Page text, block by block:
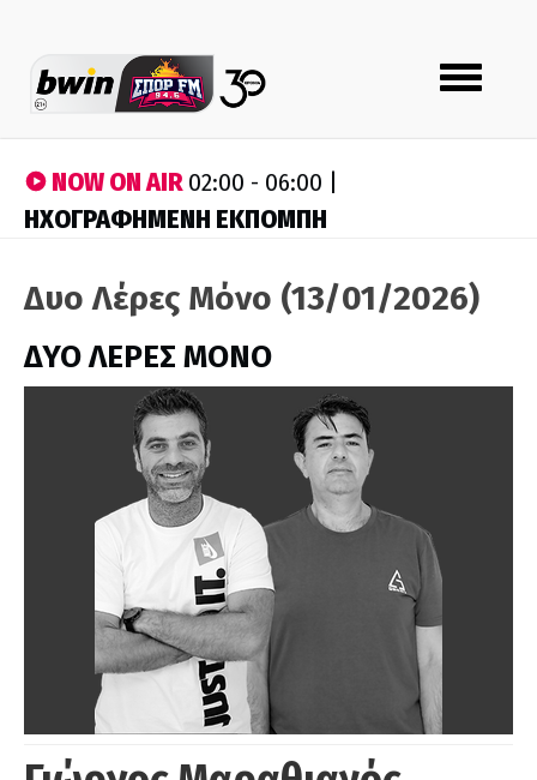
Toggle
navigation
NOW ON AIR02:00 - 06:00 |
ΗΧΟΓΡΑΦΗΜΕΝΗ ΕΚΠΟΜΠΗ
Δυο Λέρες Μόνο (13/01/2026)
ΔΥΟ ΛΕΡΕΣ ΜΟΝΟ